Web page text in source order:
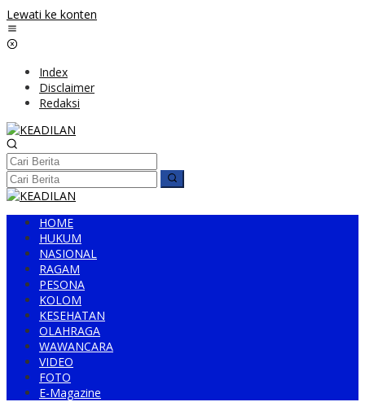
Lewati ke konten
Index
Disclaimer
Redaksi
HOME
HUKUM
NASIONAL
RAGAM
PESONA
KOLOM
KESEHATAN
OLAHRAGA
WAWANCARA
VIDEO
FOTO
E-Magazine